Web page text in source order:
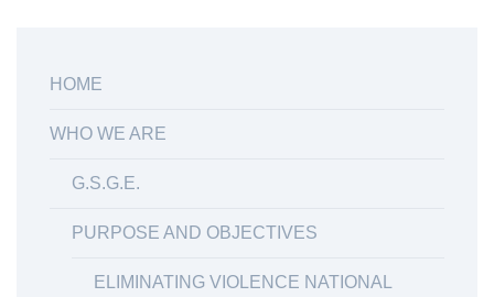
ΗΟΜΕ
WHO WE ARE
G.S.G.E.
PURPOSE AND OBJECTIVES
ELIMINATING VIOLENCE NATIONAL